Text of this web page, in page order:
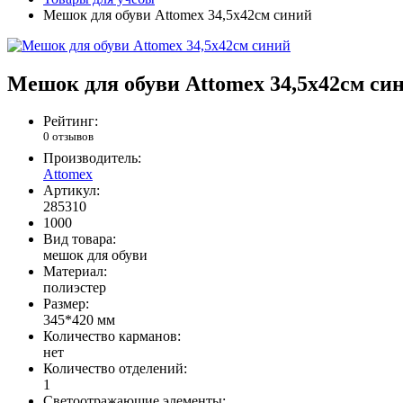
Мешок для обуви Attomex 34,5x42см синий
Мешок для обуви Attomex 34,5x42см
Рейтинг:
0 отзывов
Производитель:
Attomex
Артикул:
285310
1000
Вид товара:
мешок для обуви
Материал:
полиэстер
Размер:
345*420 мм
Количество карманов:
нет
Количество отделений:
1